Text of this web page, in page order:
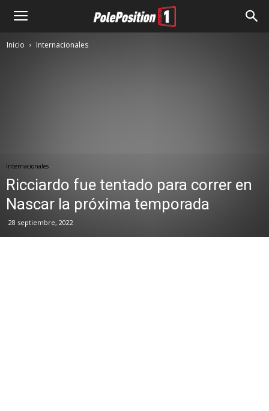
Inicio Internacionales
Internacionales
Ricciardo fue tentado para correr en
Nascar la próxima temporada
28 septiembre, 2022